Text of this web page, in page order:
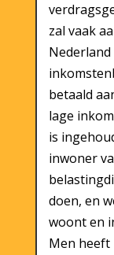
zal vaak
betaald
lage
is
inwoner
doen, en
woont en
Men heeft